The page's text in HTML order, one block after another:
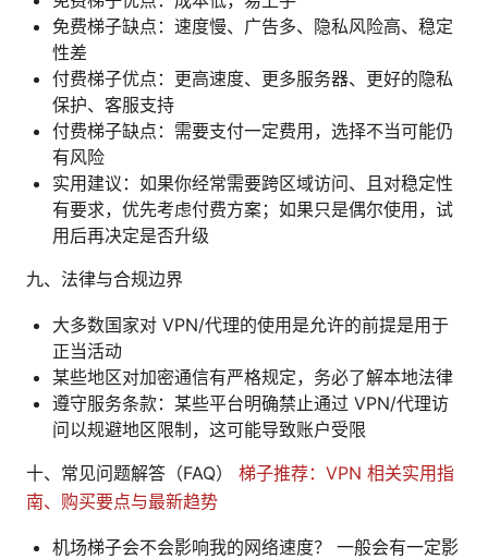
免费梯子缺点：速度慢、广告多、隐私风险高、稳定
性差
付费梯子优点：更高速度、更多服务器、更好的隐私
保护、客服支持
付费梯子缺点：需要支付一定费用，选择不当可能仍
有风险
实用建议：如果你经常需要跨区域访问、且对稳定性
有要求，优先考虑付费方案；如果只是偶尔使用，试
用后再决定是否升级
九、法律与合规边界
大多数国家对 VPN/代理的使用是允许的前提是用于
正当活动
某些地区对加密通信有严格规定，务必了解本地法律
遵守服务条款：某些平台明确禁止通过 VPN/代理访
问以规避地区限制，这可能导致账户受限
十、常见问题解答（FAQ） 梯子推荐：VPN 相关实用指
南、购买要点与最新趋势
机场梯子会不会影响我的网络速度？ 一般会有一定影